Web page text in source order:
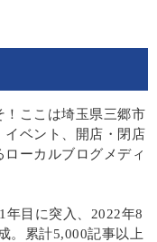
！ここは埼玉県三郷市
イベント、開店・閉店
ーカルブログメディ
年目に突入、2022年8
。累計5,000記事以上